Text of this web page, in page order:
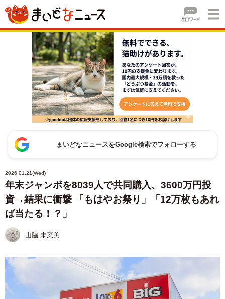
まいどなニュースをGoogle検索でフォローする
2026.01.21(Wed)
年末ジャンボを8039人で共同購入、3600万円投
資→結果に衝撃 「もはやお祭り」「12万枚もあれ
ば当たる！？」
山脇 未菜美